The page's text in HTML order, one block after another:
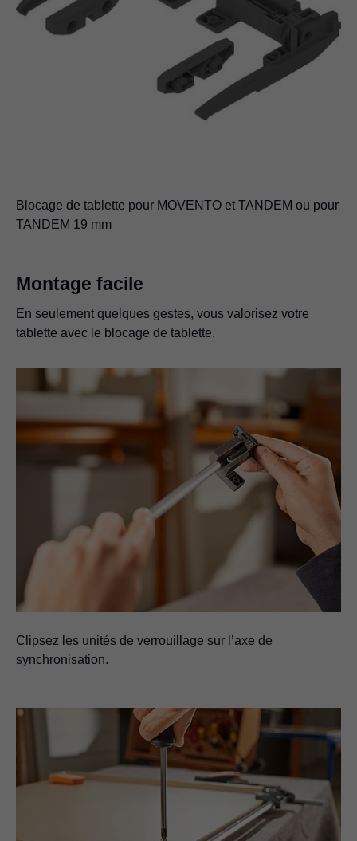
Blocage de tablette pour MOVENTO et TANDEM ou pour
TANDEM 19 mm
Montage facile
En seulement quelques gestes, vous valorisez votre
tablette avec le blocage de tablette.
Clipsez les unités de verrouillage sur l’axe de
synchronisation.